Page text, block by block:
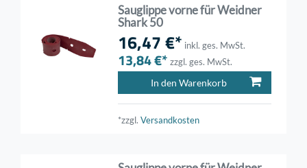
Sauglippe vorne für Weidner
Shark 50
16,47 €* inkl. ges. MwSt.
13,84 €* zzgl. ges. MwSt.
In den Warenkorb
*zzgl.Versandkosten